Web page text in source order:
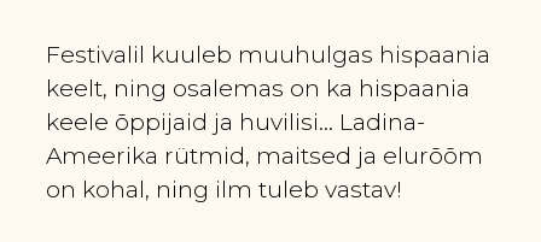
Festivalil kuuleb muuhulgas hispaania
keelt, ning osalemas on ka hispaania
keele õppijaid ja huvilisi… Ladina-
Ameerika rütmid, maitsed ja elurõõm
on kohal, ning ilm tuleb vastav!